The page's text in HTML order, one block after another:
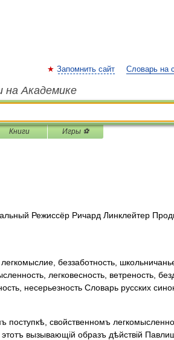
Запомнить сайт Словарь на
на Академике
Книги Игры ⚽
Режиссёр Ричард Линклейтер
беззаботность,
легковесность, ветреность,
несерьезность Словарь русских
свойственномъ
вызывающій образъ дѣйствій